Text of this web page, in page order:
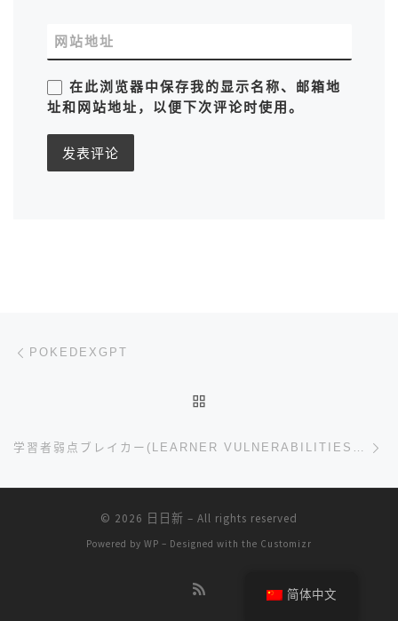
网站地址
在此浏览器中保存我的显示名称、邮箱地
址和网站地址，以便下次评论时使用。
文章导航
POKEDEXGPT
学習者弱点ブレイカー(LEARNER VULNERABILITIES BREAKER)
© 2026 日日新 – All rights reserved
Powered by WP – Designed with the Customizr
简体中文